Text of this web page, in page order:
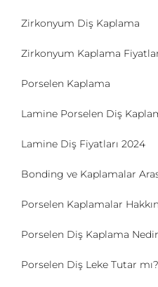
Zirkonyum Diş Kaplama
Zirkonyum Kaplama
Porselen Kaplama
Lamine Porselen Diş
Lamine Diş Fiyatları 2024
Bonding ve Kaplamalar
Porselen Kaplamalar
Porselen Diş Kaplama Nedir,
Porselen Diş Leke Tutar